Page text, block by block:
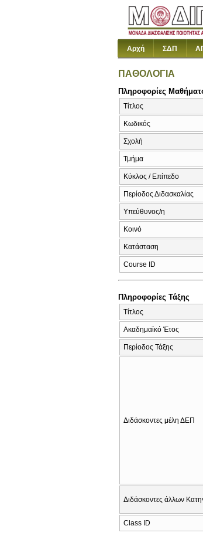
Αρχή ΣΔΠ
ΠΑΘΟΛΟΓΙΑ
Πληροφορίες
Τίτλος
Κωδικός
Σχολή
Τμήμα
Κύκλος / Επίπεδο
Περίοδος Διδασκαλίας
Υπεύθυνος/η
Κοινό
Κατάσταση
Course ID
Πληροφορίες Τάξης
Τίτλος
Ακαδημαϊκό Έτος
Περίοδος Τάξης
Διδάσκοντες μέλη ΔΕΠ
Διδάσκοντες άλλων
Class ID